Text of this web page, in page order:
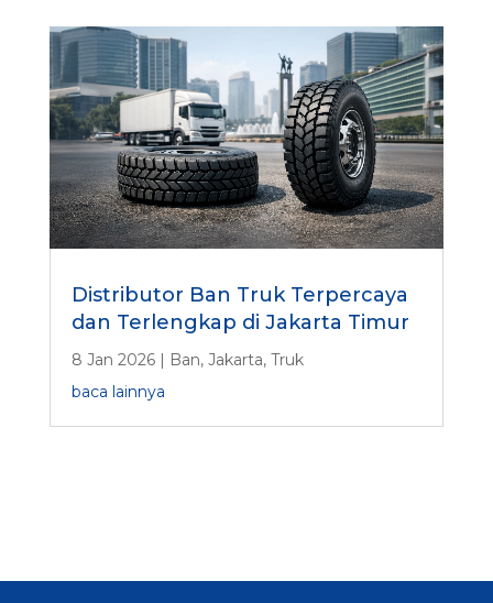
Distributor Ban Truk Terpercaya
dan Terlengkap di Jakarta Timur
8 Jan 2026| Ban, Jakarta, Truk
baca lainnya